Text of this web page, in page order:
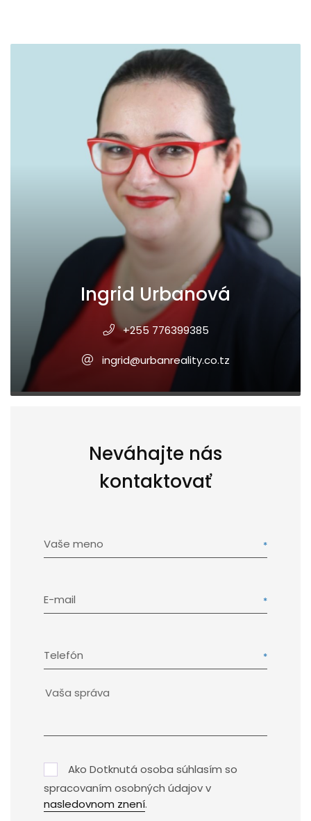
Ingrid Urbanová
+255 776399385
ingrid@urbanreality.co.tz
Neváhajte nás
kontaktovať
Vaše meno
E-mail
Telefón
Ako Dotknutá osoba súhlasím so
spracovaním osobných údajov v
nasledovnom znení.